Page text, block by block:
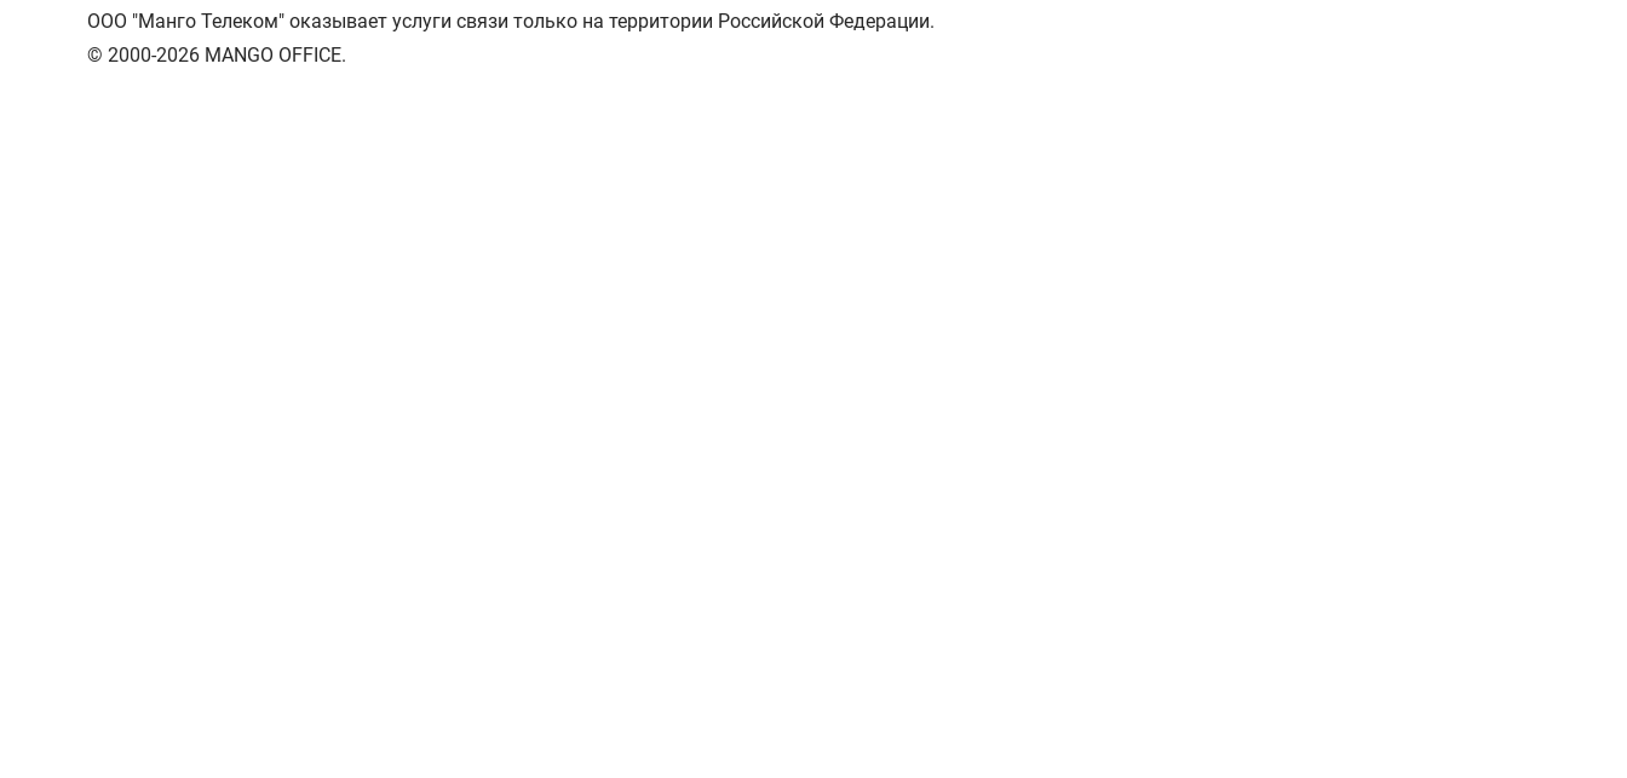
ООО "Манго Телеком" оказывает услуги связи только на территории Российской Федерации.
© 2000-2026 MANGO OFFICE.